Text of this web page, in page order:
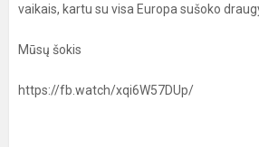
vaikais, kartu su visa Europa sušoko
Mūsų šokis
https://fb.watch/xqi6W57DUp/